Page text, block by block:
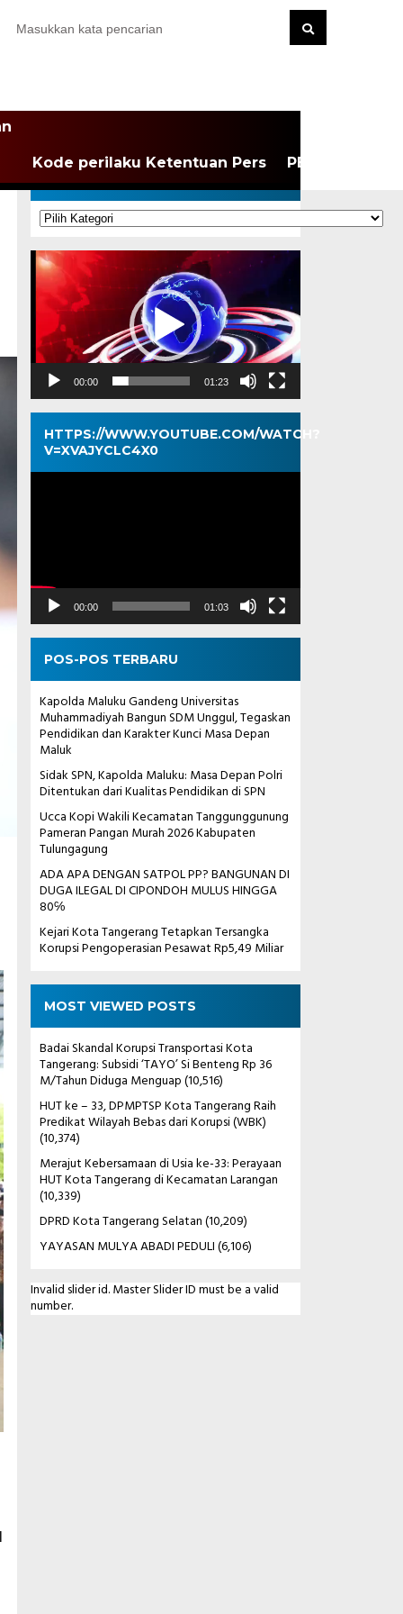
Kode perilaku Ketentuan Pers PEDOMAN
KATEGORI
Kategori
Pemutar
Video
00:00 01:23
HTTPS://WWW.YOUTUBE.COM/WATCH?
V=XVAJYCLC4X0
Pemutar
00:00 01:03
POS-POS TERBARU
Kapolda Maluku Gandeng Universitas
Muhammadiyah Bangun SDM Unggul, Tegaskan
Pendidikan dan Karakter Kunci Masa Depan
Maluk
Sidak SPN, Kapolda Maluku: Masa Depan Polri
Ditentukan dari Kualitas Pendidikan di SPN
Ucca Kopi Wakili Kecamatan Tanggunggunung
Pameran Pangan Murah 2026 Kabupaten
Tulungagung
ADA APA DENGAN SATPOL PP? BANGUNAN DI
DUGA ILEGAL DI CIPONDOH MULUS HINGGA
80℅
Kejari Kota Tangerang Tetapkan Tersangka
Korupsi Pengoperasian Pesawat Rp5,49 Miliar
MOST VIEWED POSTS
Badai Skandal Korupsi Transportasi Kota
Tangerang: Subsidi ‘TAYO’ Si Benteng Rp 36
M/Tahun Diduga Menguap(10,516)
HUT ke – 33, DPMPTSP Kota Tangerang Raih
Predikat Wilayah Bebas dari Korupsi (WBK)
(10,374)
Merajut Kebersamaan di Usia ke-33: Perayaan
HUT Kota Tangerang di Kecamatan Larangan
(10,339)
DPRD Kota Tangerang Selatan(10,209)
YAYASAN MULYA ABADI PEDULI(6,106)
Invalid slider id. Master Slider ID must be a valid
number.